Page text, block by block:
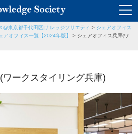
@東京都千代田区|ナレッジソサエティ > シェアオフィス
アオフィス一覧【2024年版】 > シェアオフィス兵庫(ワ
ークスタイリング兵庫)